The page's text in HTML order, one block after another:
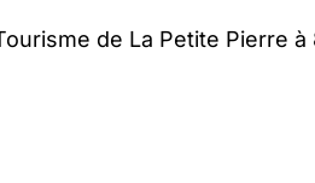
de La Petite Pierre